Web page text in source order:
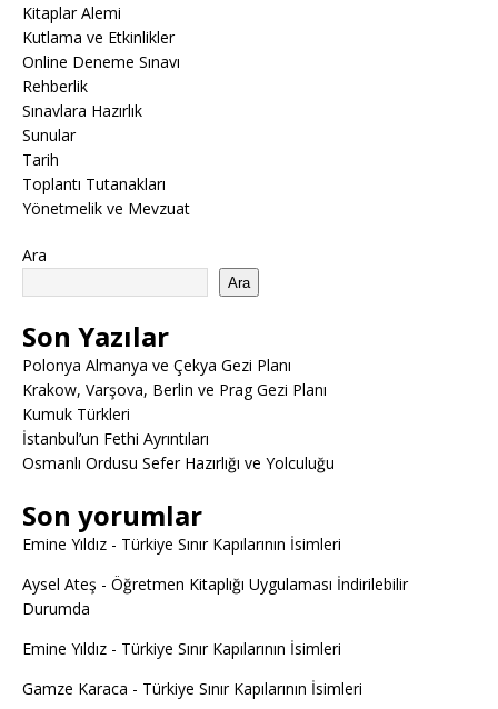
Kitaplar Alemi
Kutlama ve Etkinlikler
Online Deneme Sınavı
Rehberlik
Sınavlara Hazırlık
Sunular
Tarih
Toplantı Tutanakları
Yönetmelik ve Mevzuat
Ara
Ara
Son Yazılar
Polonya Almanya ve Çekya Gezi Planı
Krakow, Varşova, Berlin ve Prag Gezi Planı
Kumuk Türkleri
İstanbul’un Fethi Ayrıntıları
Osmanlı Ordusu Sefer Hazırlığı ve Yolculuğu
Son yorumlar
Emine Yıldız - Türkiye Sınır Kapılarının İsimleri
Aysel Ateş - Öğretmen Kitaplığı Uygulaması İndirilebilir
Durumda
Emine Yıldız - Türkiye Sınır Kapılarının İsimleri
Gamze Karaca - Türkiye Sınır Kapılarının İsimleri